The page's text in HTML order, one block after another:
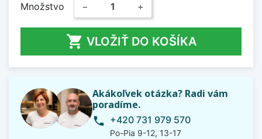
Množstvo − +
 VLOŽIŤ DO KOŠÍKA
Akákoľvek otázka? Radi vám
poradíme.
phone +420 731 979 570
Po-Pia 9-12, 13-17